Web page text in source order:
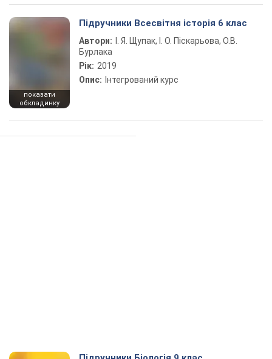
показати
обкладинку
Підручники Всесвітня історія 6 клас
Автори:
І. Я. Щупак, І. О. Піскарьова, О.В.
Бурлака
Рік: 2019
Опис: Інтегрований курс